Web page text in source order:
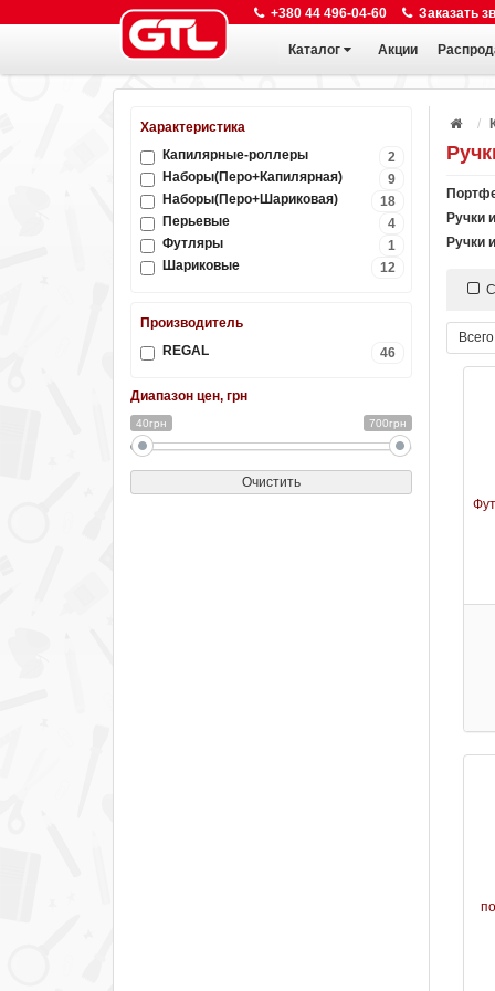
+380 44 496-04-60 Заказать
Каталог Акции
Характеристика
2
Капилярные-роллеры
9
Наборы(Перо+Капилярная)
18
Наборы(Перо+Шариковая)
4
Перьевые
1
Футляры
12
Шариковые
Производитель
46
REGAL
Диапазон цен, грн
40грн 700грн
Очистить
Ручки
Ручки